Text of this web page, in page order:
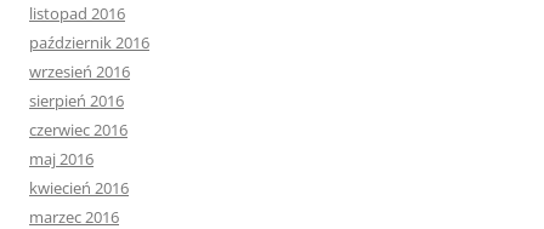
listopad 2016
październik 2016
wrzesień 2016
sierpień 2016
czerwiec 2016
maj 2016
kwiecień 2016
marzec 2016